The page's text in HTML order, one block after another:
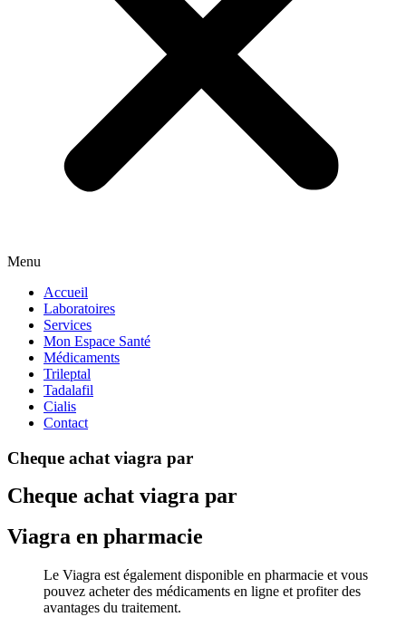
Menu
Accueil
Laboratoires
Services
Mon Espace Santé
Médicaments
Trileptal
Tadalafil
Cialis
Contact
Cheque achat viagra par
Cheque achat viagra par
Viagra en pharmacie
Le Viagra est également disponible en pharmacie et vous
pouvez acheter des médicaments en ligne et profiter des
avantages du traitement.